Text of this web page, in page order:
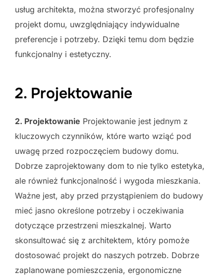
usług architekta, można stworzyć profesjonalny
projekt domu, uwzględniający indywidualne
preferencje i potrzeby. Dzięki temu dom będzie
funkcjonalny i estetyczny.
2. Projektowanie
2. Projektowanie Projektowanie jest jednym z
kluczowych czynników, które warto wziąć pod
uwagę przed rozpoczęciem budowy domu.
Dobrze zaprojektowany dom to nie tylko estetyka,
ale również funkcjonalność i wygoda mieszkania.
Ważne jest, aby przed przystąpieniem do budowy
mieć jasno określone potrzeby i oczekiwania
dotyczące przestrzeni mieszkalnej. Warto
skonsultować się z architektem, który pomoże
dostosować projekt do naszych potrzeb. Dobrze
zaplanowane pomieszczenia, ergonomiczne